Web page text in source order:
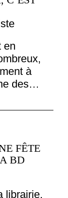
en
à
des…
FÊTE
BD
librairie.